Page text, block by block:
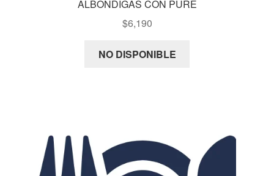
ALBONDIGAS CON PURE
$6,190
NO DISPONIBLE